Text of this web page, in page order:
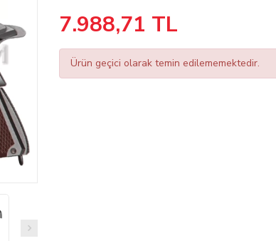
7.988,71 TL
Ürün geçici olarak temin edilememektedir.